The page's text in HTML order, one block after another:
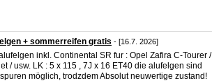
+ sommerreifen gratis - [16.7. 2026]
inkl. Continental SR fur : Opel Zafira C-Tourer /
/ usw. LK : 5 x 115 , 7J x 16 ET40 die alufelgen sind
möglich, trodzdem Absolut neuwertige zustand!